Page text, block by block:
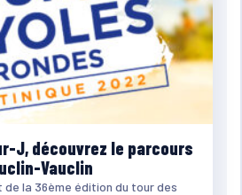
J, découvrez le parcours
Vauclin
la 36ème édition du tour des